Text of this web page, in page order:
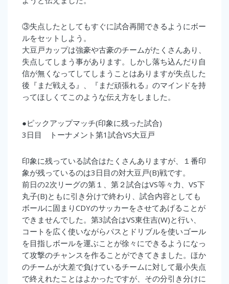
③失点したとしてもすぐに試合再開できるようにボー
ルをセットしよう。
大豆戸カップは強豪や古豪のチームがたくさんあり、
失点してしまう事があります。しかし落ち込んだり自
信が無くなってしてしまうことはありますが失点した
後『まだ戦える』、『まだ頑張れる』のマインドを持
ってほしくてこのような伝え方をしました。
●ピックアップマッチ(印象に残った試合)
3日目 トーナメント第1試合VS大豆戸
印象に残っている試合はたくさんありますが、１番印
象が残っているのは3日目の対大豆戸(B)戦です。
前日の2次リーグの第１、第２試合はVS等々力、VS下
丸子(B)ともに引き分けで終わり、試合内容としても
ボールに固まりCDYのサッカーをさせてあげることが
できませんでした。第3試合はVS東住吉(W)と行い、
コートを広く使いながらパスとドリブルを使いゴール
を目指しボールを運ぶことが徐々にできるようになっ
て攻撃のチャンスを作ることができてきました。ほか
のチームが大差で負けているチームに対して最小失点
で終えれたことはよかったですが、その分引き分けに